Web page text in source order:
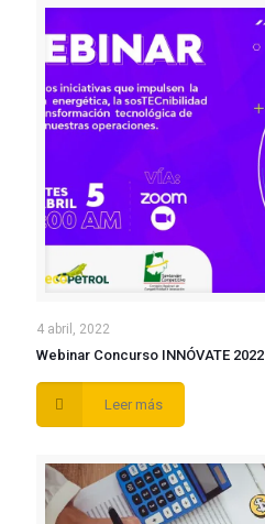
4 abril, 2022
Webinar Concurso INNÓVATE 2022
Leer más